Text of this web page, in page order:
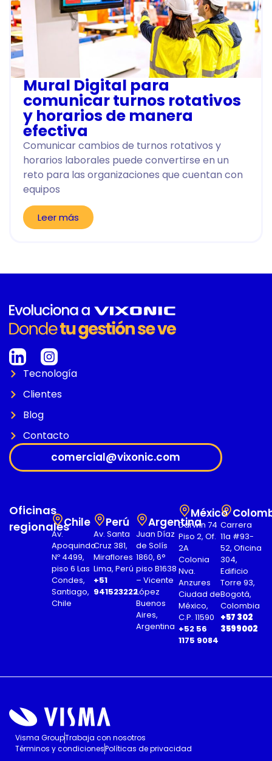
Mural Digital para
comunicar turnos rotativos
y horarios de manera
efectiva
Comunicar cambios de turnos rotativos y
horarios laborales puede convertirse en un
reto para las organizaciones que cuentan con
equipos
Leer más
Tecnología
Clientes
Blog
Contacto
comercial@vixonic.com
Oficinas
regionalesChile
Av.
Apoquindo
Nº 4499,
piso 6 Las
Condes,
Santiago,
Chile
Perú
Av. Santa
Cruz 381,
Miraflores
Lima, Perú
+51
941523222
Argentina
Juan Díaz
de Solís
1860, 6°
piso B1638
– Vicente
López
Buenos
Aires,
Argentina
México
Darwin 74
Piso 2, Of.
2A
Colonia
Nva.
Anzures
Ciudad de
México,
C.P. 11590
+52 56
1175 9084
Carrera
11a #93-
52, Oficina
304,
Edificio
Torre 93,
Bogotá,
Colombia
+57 302
3599002
Visma GroupTrabaja con nosotros
Términos y condicionesPolíticas de privacidad